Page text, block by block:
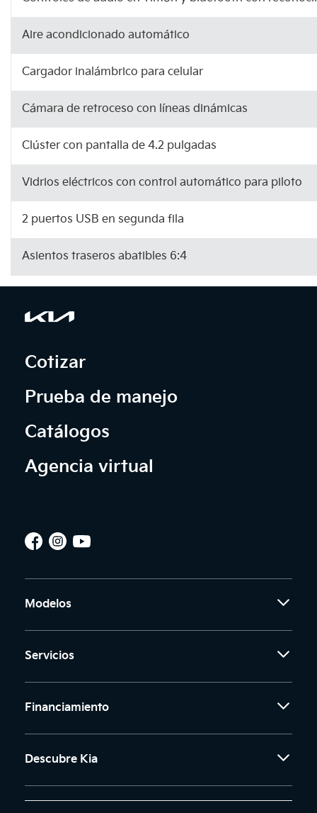
Aire acondicionado automático
Cargador inalámbrico para celular
Cámara de retroceso con líneas dinámicas
Clúster con pantalla de 4.2 pulgadas
Vidrios eléctricos con control automático para piloto
2 puertos USB en segunda fila
Asientos traseros abatibles 6:4
Cotizar
Prueba de manejo
Catálogos
Agencia virtual
Modelos
Servicios
Financiamiento
Descubre Kia